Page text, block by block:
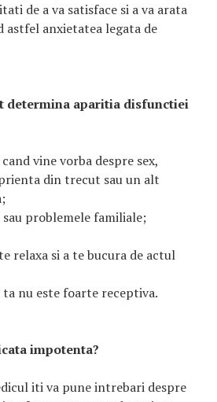
de a va satisface si a va arata
astfel anxietatea legata de
determina aparitia disfunctiei
vine vorba despre sex,
din trecut sau un alt
problemele familiale;
relaxa si a te bucura de actul
nu este foarte receptiva.
impotenta?
iti va pune intrebari despre